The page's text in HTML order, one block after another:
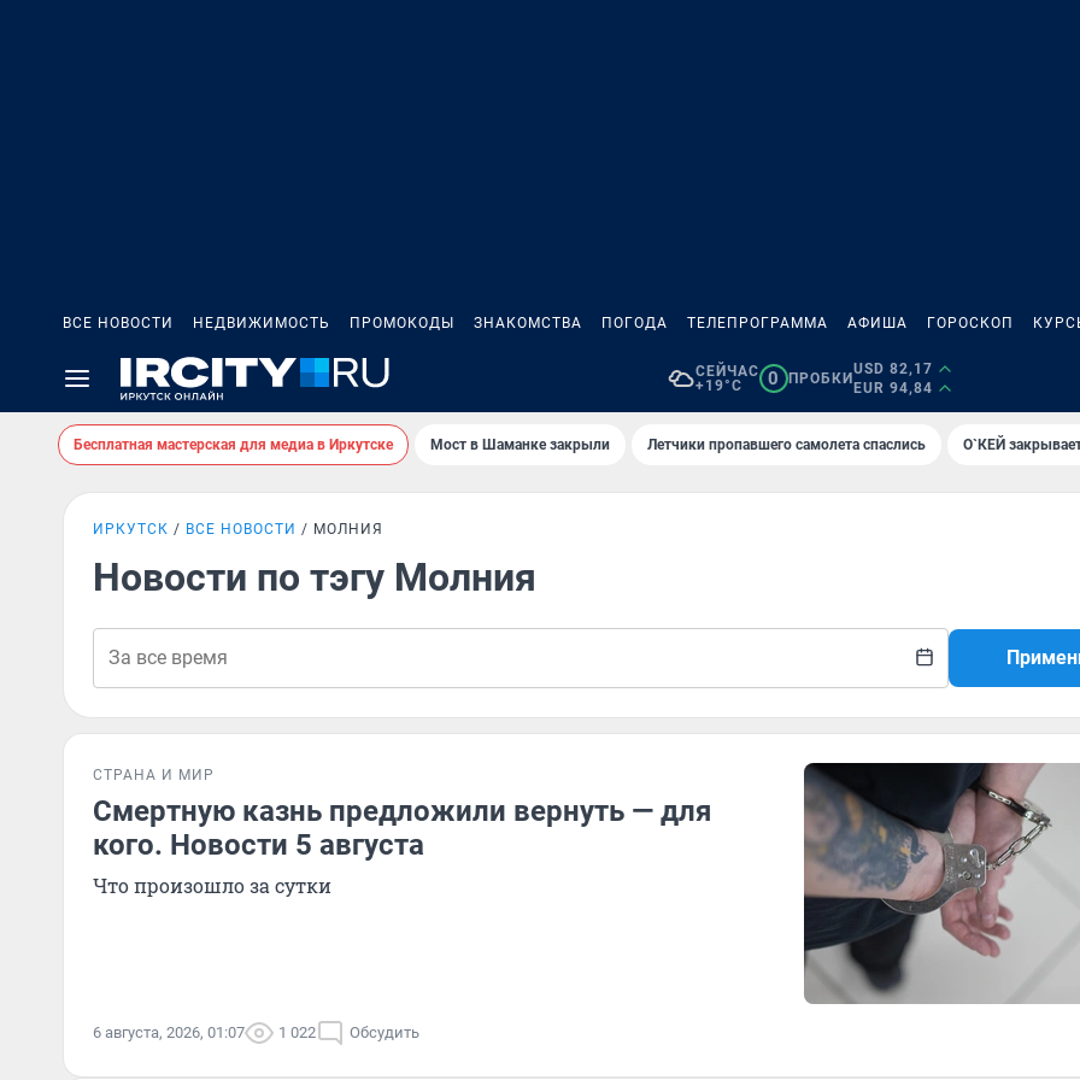
ВСЕ НОВОСТИ НЕДВИЖИМОСТЬ ПРОМОКОДЫ ЗНАКОМСТВА ПОГОДА ТЕЛЕПРОГРАММА АФИША ГОРОСКОП
СЕЙЧАС
+19°C
0 ПРОБКИ
USD 82,17
EUR 94,84
Бесплатная мастерская для медиа в Иркутске Мост в Шаманке закрыли Летчики пропавшего самолета спаслись О`КЕЙ
ИРКУТСК ВСЕ НОВОСТИ МОЛНИЯ
Новости по тэгу Молния
СТРАНА И МИР
Смертную казнь предложили вернуть — для
кого. Новости 5 августа
Что произошло за сутки
6 августа, 2026, 01:07 1 022 Обсудить